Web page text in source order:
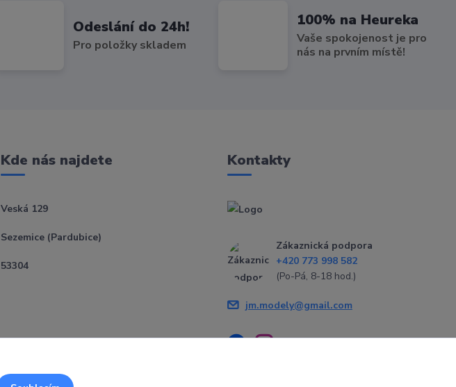
Odeslání do 24h!
Pro položky skladem
100% na Heureka
Vaše spokojenost je pro
nás na prvním místě!
Kde nás najdete
Veská 129
Sezemice (Pardubice)
53304
Kontakty
Zákaznická podpora
+420 773 998 582
(Po-Pá, 8-18 hod.)
jm.modely@gmail.com